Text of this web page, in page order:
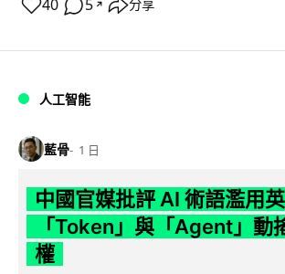
40 5 ↗ 分享
人工智能
藍骨 1 日
中國官媒批評 AI 術語濫用
「Token」與「Agent」動
權